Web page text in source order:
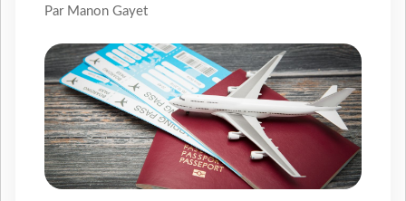
Par Manon Gayet